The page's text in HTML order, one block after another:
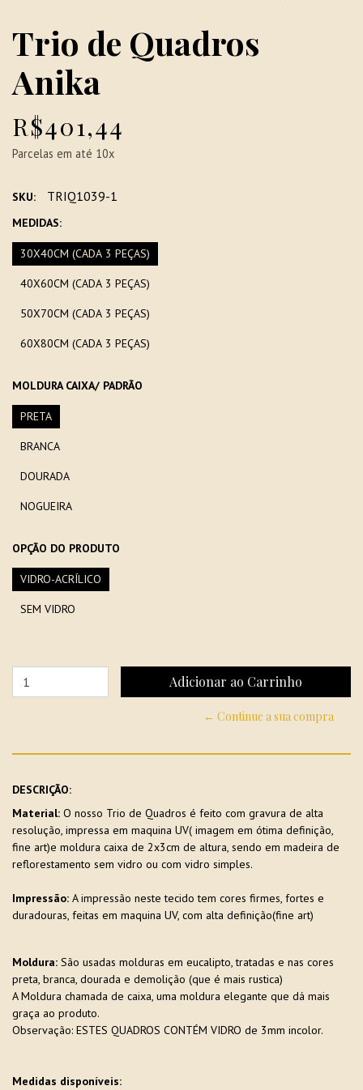
Trio de Quadros
Anika
R$401,44
Parcelas em até 10x
SKU: TRIQ1039-1
MEDIDAS:
30X40CM (CADA 3 PEÇAS)
40X60CM (CADA 3 PEÇAS)
50X70CM (CADA 3 PEÇAS)
60X80CM (CADA 3 PEÇAS)
MOLDURA CAIXA/ PADRÃO
PRETA
BRANCA
DOURADA
NOGUEIRA
OPÇÃO DO PRODUTO
VIDRO-ACRÍLICO
SEM VIDRO
← Continue a sua compra
DESCRIÇÃO:
Material: O nosso Trio de Quadros é feito com gravura de alta
resolução, impressa em maquina UV( imagem em ótima definição,
fine art)e moldura caixa de 2x3cm de altura, sendo em madeira de
reflorestamento sem vidro ou com vidro simples.
Impressão: A impressão neste tecido tem cores firmes, fortes e
duradouras, feitas em maquina UV, com alta definição(fine art)
Moldura: São usadas molduras em eucalipto, tratadas e nas cores
preta, branca, dourada e demolição (que é mais rustica)
A Moldura chamada de caixa, uma moldura elegante que dá mais
graça ao produto.
Observação: ESTES QUADROS CONTÉM VIDRO de 3mm incolor.
Medidas disponíveis: